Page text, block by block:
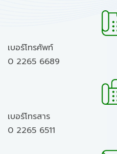
เบอร์โทรศัพท์
0 2265 6689
เบอร์โทรสาร
0 2265 6511